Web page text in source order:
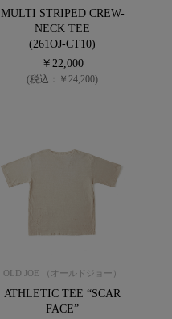
MULTI STRIPED CREW-
NECK TEE
(261OJ-CT10)
￥22,000
(税込：￥24,200)
OLD JOE （オールドジョー）
ATHLETIC TEE “SCAR
FACE”